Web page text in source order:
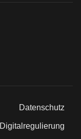
Datenschutz
Digitalregulierung